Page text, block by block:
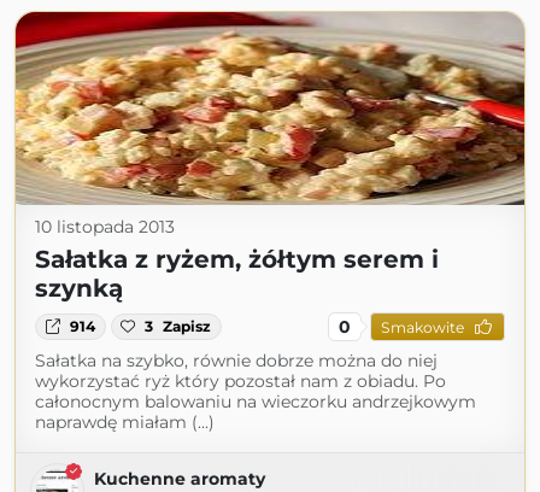
10 listopada 2013
Sałatka z ryżem, żółtym serem i
szynką
914 3 Zapisz 0 Smakowite
Sałatka na szybko, równie dobrze można do niej
wykorzystać ryż który pozostał nam z obiadu. Po
całonocnym balowaniu na wieczorku andrzejkowym
naprawdę miałam (...)
Kuchenne aromaty